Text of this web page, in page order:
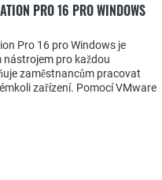
PRO 16 PRO WINDOWS
Pro 16 pro Windows je
pro každou
zaměstnancům pracovat
zařízení. Pomocí VMware